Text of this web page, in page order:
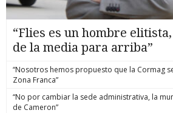
“Flies es un hombre
de la media para arriba”
“Nosotros hemos propuesto que la Cormag
Zona Franca”
“No por cambiar la sede administrativa, la
de Cameron”